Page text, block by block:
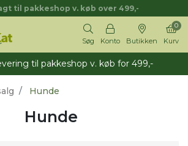
til pakkeshop v. køb over 499,-
Søg Konto Butikken Kurv
0
til pakkeshop v. køb for 499,-
Hunde
Hunde